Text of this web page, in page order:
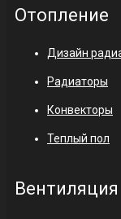
Отопление
Дизайн
Радиаторы
Конвекторы
Теплый пол
Вентиляция